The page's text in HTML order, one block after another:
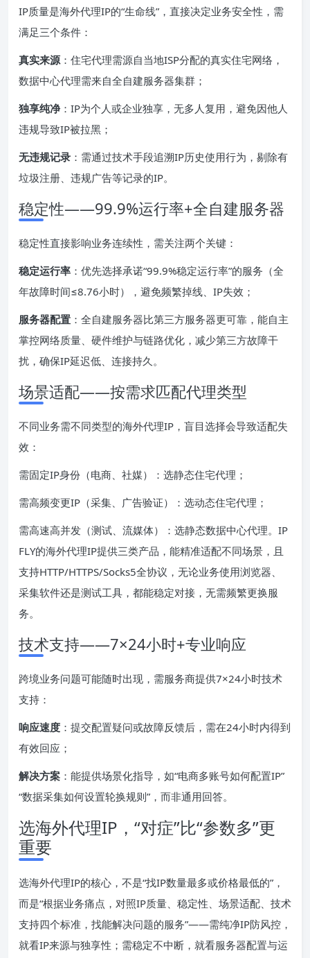
IP质量是海外代理IP的“生命线”，直接决定业务安全性，需
满足三个条件：
真实来源：住宅代理需源自当地ISP分配的真实住宅网络，
数据中心代理需来自全自建服务器集群；
独享纯净 ：IP为个人或企业独享，无多人复用，避免因他人
违规导致IP被拉黑；
无违规记录 ：需通过技术手段追溯IP历史使用行为，剔除有
垃圾注册、违规广告等记录的IP。
稳定性——99.9%运行率+全自建服务器
稳定性直接影响业务连续性，需关注两个关键：
稳定运行率 ：优先选择承诺“99.9%稳定运行率”的服务（全
年故障时间≤8.76小时），避免频繁掉线、IP失效；
服务器配置 ：全自建服务器比第三方服务器更可靠，能自主
掌控网络质量、硬件维护与链路优化，减少第三方故障干
扰，确保IP延迟低、连接持久。
场景适配——按需求匹配代理类型
不同业务需不同类型的海外代理IP，盲目选择会导致适配失
效：
需固定IP身份（电商、社媒）：选静态住宅代理；
需高频变更IP（采集、广告验证）：选动态住宅代理；
需高速高并发（测试、流媒体）：选静态数据中心代理。IP
FLY的海外代理IP提供三类产品，能精准适配不同场景，且
支持HTTP/HTTPS/Socks5全协议，无论业务使用浏览器、
采集软件还是测试工具，都能稳定对接，无需频繁更换服
务。
技术支持——7×24小时+专业响应
跨境业务问题可能随时出现，需服务商提供7×24小时技术
支持：
响应速度 ：提交配置疑问或故障反馈后，需在24小时内得到
有效回应；
解决方案 ：能提供场景化指导，如“电商多账号如何配置IP”
“数据采集如何设置轮换规则”，而非通用回答。
选海外代理IP，“对症”比“参数多”更
重要
选海外代理IP的核心，不是“找IP数量最多或价格最低的”，
而是“根据业务痛点，对照IP质量、稳定性、场景适配、技术
支持四个标准，找能解决问题的服务”——需纯净IP防风控，
就看IP来源与独享性；需稳定不中断，就看服务器配置与运